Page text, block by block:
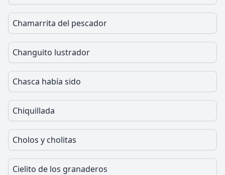
Chamarrita del pescador
Changuito lustrador
Chasca había sido
Chiquillada
Cholos y cholitas
Cielito de los granaderos